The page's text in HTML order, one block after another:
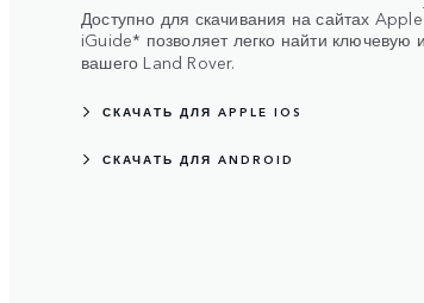
Доступно для скачивания на сайтах Apple
iGuide* позволяет легко найти
вашего Land Rover.
СКАЧАТЬ ДЛЯ APPLE IOS
СКАЧАТЬ ДЛЯ ANDROID